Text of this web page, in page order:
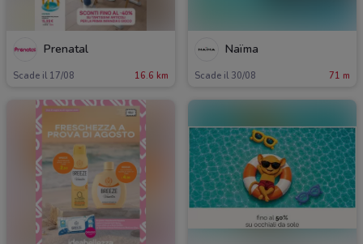
Prenatal
Scade il 17/08 16.6 km
Naïma
Scade il 30/08 71 m